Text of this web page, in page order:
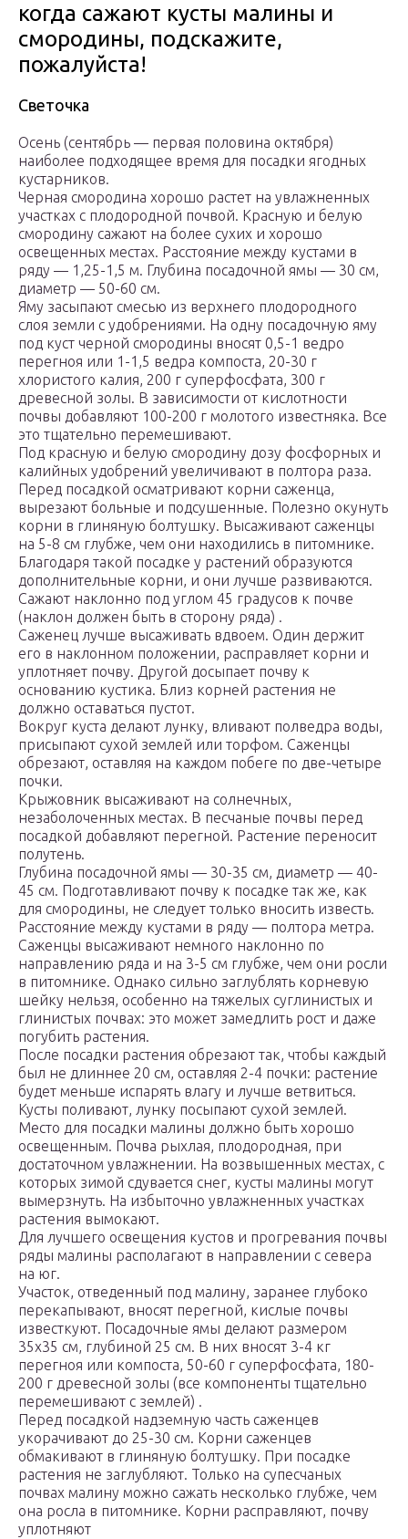
когда сажают кусты малины и
смородины, подскажите,
пожалуйста!
Светочка
Осень (сентябрь — первая половина октября)
наиболее подходящее время для посадки ягодных
кустарников.
Черная смородина хорошо растет на увлажненных
участках с плодородной почвой. Красную и белую
смородину сажают на более сухих и хорошо
освещенных местах. Расстояние между кустами в
ряду — 1,25-1,5 м. Глубина посадочной ямы — 30 см,
диаметр — 50-60 см.
Яму засыпают смесью из верхнего плодородного
слоя земли с удобрениями. На одну посадочную яму
под куст черной смородины вносят 0,5-1 ведро
перегноя или 1-1,5 ведра компоста, 20-30 г
хлористого калия, 200 г суперфосфата, 300 г
древесной золы. В зависимости от кислотности
почвы добавляют 100-200 г молотого известняка. Все
это тщательно перемешивают.
Под красную и белую смородину дозу фосфорных и
калийных удобрений увеличивают в полтора раза.
Перед посадкой осматривают корни саженца,
вырезают больные и подсушенные. Полезно окунуть
корни в глиняную болтушку. Высаживают саженцы
на 5-8 см глубже, чем они находились в питомнике.
Благодаря такой посадке у растений образуются
дополнительные корни, и они лучше развиваются.
Сажают наклонно под углом 45 градусов к почве
(наклон должен быть в сторону ряда) .
Саженец лучше высаживать вдвоем. Один держит
его в наклонном положении, расправляет корни и
уплотняет почву. Другой досыпает почву к
основанию кустика. Близ корней растения не
должно оставаться пустот.
Вокруг куста делают лунку, вливают полведра воды,
присыпают сухой землей или торфом. Саженцы
обрезают, оставляя на каждом побеге по две-четыре
почки.
Крыжовник высаживают на солнечных,
незаболоченных местах. В песчаные почвы перед
посадкой добавляют перегной. Растение переносит
полутень.
Глубина посадочной ямы — 30-35 см, диаметр — 40-
45 см. Подготавливают почву к посадке так же, как
для смородины, не следует только вносить известь.
Расстояние между кустами в ряду — полтора метра.
Саженцы высаживают немного наклонно по
направлению ряда и на 3-5 см глубже, чем они росли
в питомнике. Однако сильно заглублять корневую
шейку нельзя, особенно на тяжелых суглинистых и
глинистых почвах: это может замедлить рост и даже
погубить растения.
После посадки растения обрезают так, чтобы каждый
был не длиннее 20 см, оставляя 2-4 почки: растение
будет меньше испарять влагу и лучше ветвиться.
Кусты поливают, лунку посыпают сухой землей.
Место для посадки малины должно быть хорошо
освещенным. Почва рыхлая, плодородная, при
достаточном увлажнении. На возвышенных местах, с
которых зимой сдувается снег, кусты малины могут
вымерзнуть. На избыточно увлажненных участках
растения вымокают.
Для лучшего освещения кустов и прогревания почвы
ряды малины располагают в направлении с севера
на юг.
Участок, отведенный под малину, заранее глубоко
перекапывают, вносят перегной, кислые почвы
известкуют. Посадочные ямы делают размером
35х35 см, глубиной 25 см. В них вносят 3-4 кг
перегноя или компоста, 50-60 г суперфосфата, 180-
200 г древесной золы (все компоненты тщательно
перемешивают с землей) .
Перед посадкой надземную часть саженцев
укорачивают до 25-30 см. Корни саженцев
обмакивают в глиняную болтушку. При посадке
растения не заглубляют. Только на супесчаных
почвах малину можно сажать несколько глубже, чем
она росла в питомнике. Корни расправляют, почву
уплотняют